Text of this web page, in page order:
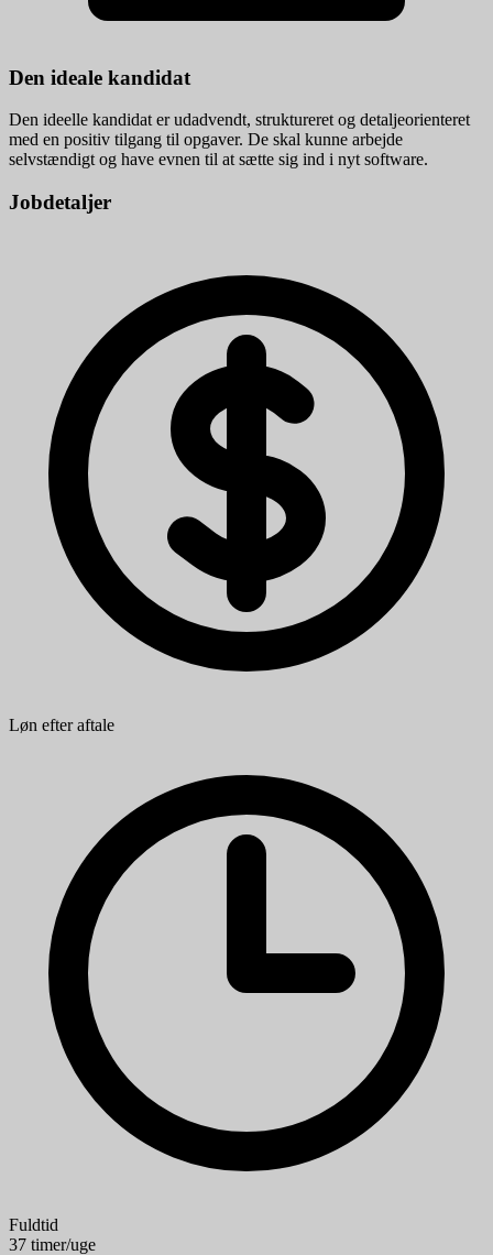
Den ideale kandidat
Den ideelle kandidat er udadvendt, struktureret og detaljeorienteret
med en positiv tilgang til opgaver. De skal kunne arbejde
selvstændigt og have evnen til at sætte sig ind i nyt software.
Jobdetaljer
Løn efter aftale
Fuldtid
37 timer/uge